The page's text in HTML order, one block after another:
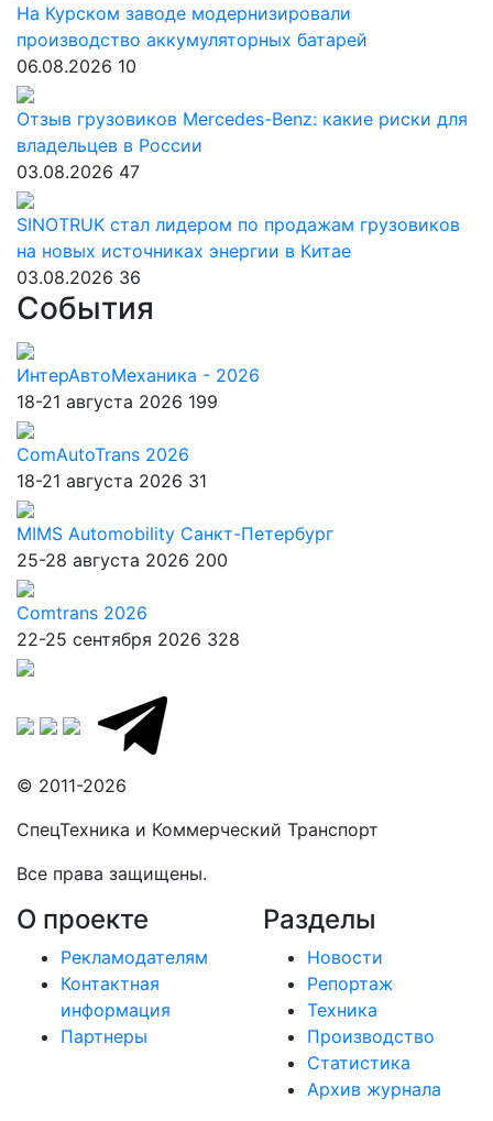
На Курском заводе модернизировали
производство аккумуляторных батарей
06.08.2026 10
Отзыв грузовиков Mercedes-Benz: какие риски для
владельцев в России
03.08.2026 47
SINOTRUK стал лидером по продажам грузовиков
на новых источниках энергии в Китае
03.08.2026 36
События
ИнтерАвтоМеханика - 2026
18-21 августа 2026 199
ComAutoTrans 2026
18-21 августа 2026 31
MIMS Automobility Санкт-Петербург
25-28 августа 2026 200
Comtrans 2026
22-25 сентября 2026 328
© 2011-2026
СпецТехника и Коммерческий Транспорт
Все права защищены.
О проекте
Рекламодателям
Контактная
информация
Партнеры
Разделы
Новости
Репортаж
Техника
Производство
Статистика
Архив журнала